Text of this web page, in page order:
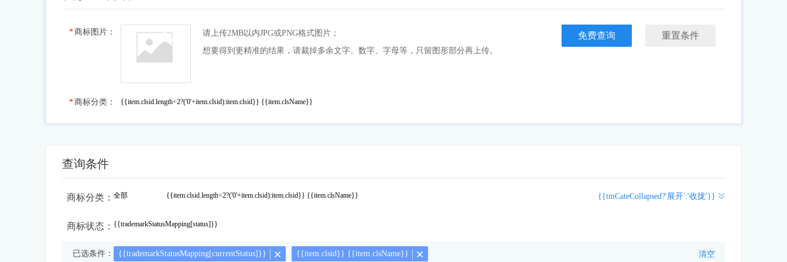
商标图片：
请上传2MB以内JPG或PNG格式图片；
想要得到更精准的结果，请裁掉多余文字、数字、字母等，只留图形部分再上传。
免费查询 重置条件
商标分类： {{item.clsid.length<2?('0'+item.clsid):item.clsid}} {{item.clsName}}
查询条件
商标分类： 全部 {{item.clsid.length<2?('0'+item.clsid):item.clsid}} {{item.clsName}} {{tmCateCollapsed?'展开':'收拢'}}
商标状态： {{trademarkStatusMapping[status]}}
已选条件： {{trademarkStatusMapping[currentStatus]}} {{item.clsid}} {{item.clsName}} 清空